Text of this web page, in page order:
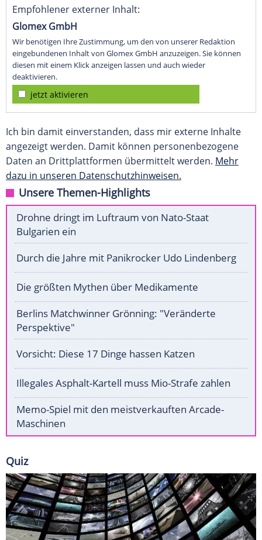
Empfohlener externer Inhalt:
Glomex GmbH
Wir benötigen Ihre Zustimmung, um den von unserer Redaktion
eingebundenen Inhalt von Glomex GmbH anzuzeigen. Sie können
diesen mit einem Klick anzeigen lassen und auch wieder
deaktivieren.
jetzt aktivieren
Ich bin damit einverstanden, dass mir externe Inhalte
angezeigt werden. Damit können personenbezogene
Daten an Drittplattformen übermittelt werden. Mehr
dazu in unseren Datenschutzhinweisen.
Unsere Themen-Highlights
Drohne dringt im Luftraum von Nato-Staat
Bulgarien ein
Durch die Jahre mit Panikrocker Udo Lindenberg
Die größten Mythen über Medikamente
Berlins Matchwinner Grönning: "Veränderte
Perspektive"
Vorsicht: Diese 17 Dinge hassen Katzen
Illegales Asphalt-Kartell muss Mio-Strafe zahlen
Memo-Spiel mit den meistverkauften Arcade-
Maschinen
Quiz